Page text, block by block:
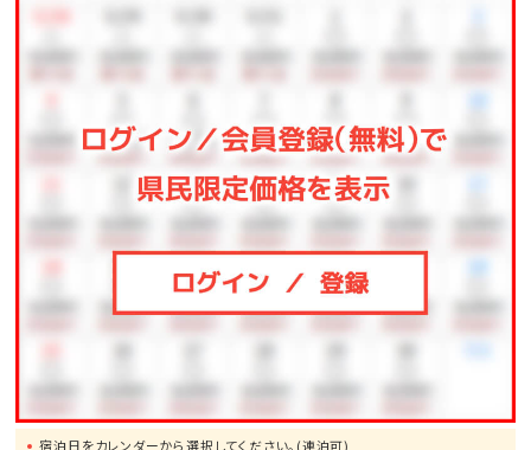
＜ご利用時間＞
15：00～23：00（22：30最終受付） 6：00～9：00（8：30
■海洋水 ～タラソパック～■
砂蒸し温泉であたたまっている間に、お顔もきれいに♪
当館でしか体験できない、大変人気のパック体験★
女性だけでなく、男性のお客様もぜひお試しください！
※別途料金が必要です。
＜ご利用時間＞
宿泊日をカレンダーから選択してください。(連泊可)